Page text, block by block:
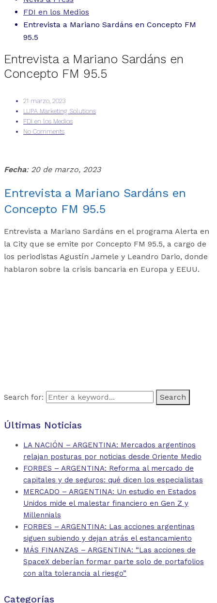
FDI en los Medios
Entrevista a Mariano Sardáns en Concepto FM
95.5
Entrevista a Mariano Sardáns en
Concepto FM 95.5
21 marzo, 2023
LUPA Marketing Solutions
FDI en los Medios
No Comments
Fecha: 20 de marzo, 2023
Entrevista a Mariano Sardáns en
Concepto FM 95.5
Entrevista a Mariano Sardáns en el programa Alerta en
la City que se emite por Concepto FM 95.5, a cargo de
los periodistas Agustín Jamele y Leandro Dario, donde
hablaron sobre la crisis bancaria en Europa y EEUU.
Search for:
Últimas Noticias
LA NACIÓN – ARGENTINA: Mercados argentinos
relajan posturas por noticias desde Oriente Medio
FORBES – ARGENTINA: Reforma al mercado de
capitales y de seguros: qué dicen los especialistas
MERCADO – ARGENTINA: Un estudio en Estados
Unidos mide el malestar financiero en Gen Z y
Millennials
FORBES – ARGENTINA: Las acciones argentinas
siguen subiendo y dejan atrás el estancamiento
MÁS FINANZAS – ARGENTINA: “Las acciones de
SpaceX deberían formar parte solo de portafolios
con alta tolerancia al riesgo”
Categorías